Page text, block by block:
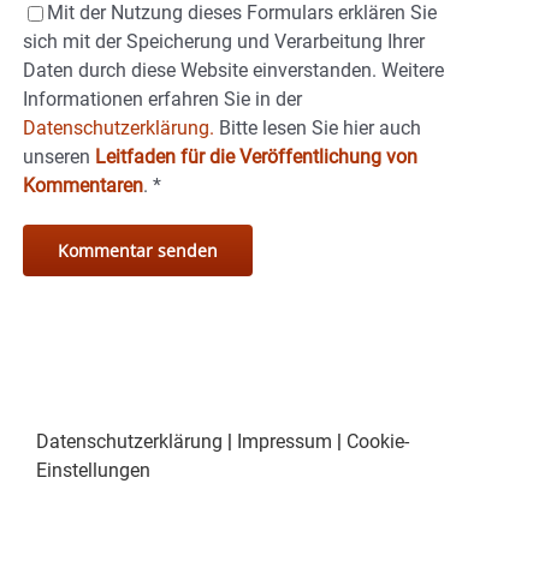
Mit der Nutzung dieses Formulars erklären Sie
sich mit der Speicherung und Verarbeitung Ihrer
Daten durch diese Website einverstanden. Weitere
Informationen erfahren Sie in der
Datenschutzerklärung. Bitte lesen Sie hier auch
unseren Leitfaden für die Veröffentlichung von
Kommentaren. *
Datenschutzerklärung Impressum
Cookie-
Einstellungen